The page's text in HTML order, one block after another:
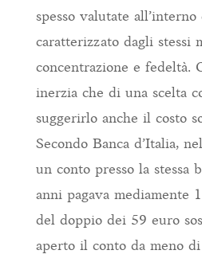
spesso valutate
caratterizzato dagli stessi
concentrazione e fedeltà.
inerzia che di una scelta
suggerirlo anche il costo
Secondo Banca d’Italia,
un conto presso la stessa
anni pagava mediamente
del doppio dei 59 euro
aperto il conto da meno